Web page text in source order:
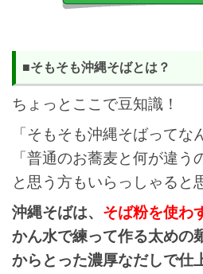
■そもそも沖縄そばとは？
ちょっとここで豆知識！
「そもそも沖縄そばってな
「普通のお蕎麦と何が違う
と思う方もいらっしゃると
沖縄そばは、 そば粉を使わ
かん水で練って作る太めの
からとった濃厚なだしで仕